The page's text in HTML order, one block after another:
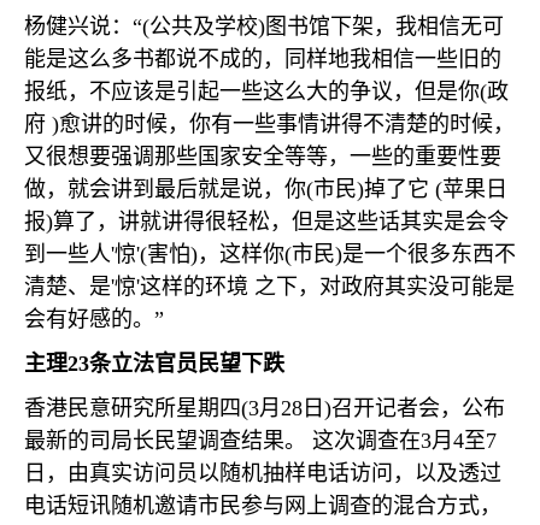
杨健兴说：“(公共及学校)图书馆下架，我相信无可
能是这么多书都说不成的，同样地我相信一些旧的
报纸，不应该是引起一些这么大的争议，但是你(政
府 )愈讲的时候，你有一些事情讲得不清楚的时候，
又很想要强调那些国家安全等等，一些的重要性要
做，就会讲到最后就是说，你(市民)掉了它 (苹果日
报)算了，讲就讲得很轻松，但是这些话其实是会令
到一些人'惊'(害怕)，这样你(市民)是一个很多东西不
清楚、是'惊'这样的环境 之下，对政府其实没可能是
会有好感的。”
主理23条立法官员民望下跌
香港民意研究所星期四(3月 28 日 )召开记者会，公布
最新的司局长民望调查结果。 这次调查在3月 4至7
日，由真实访问员以随机抽样电话访问，以及透过
电话短讯随机邀请市民参与网上调查的混合方式，